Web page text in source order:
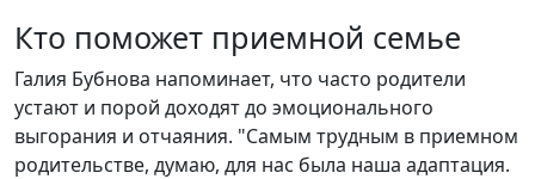
Кто поможет приемной семье
Галия Бубнова напоминает, что часто родители
устают и порой доходят до эмоционального
выгорания и отчаяния. "Самым трудным в приемном
родительстве, думаю, для нас была наша адаптация.